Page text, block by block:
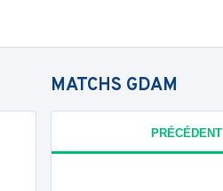
MATCHS GDAM
PRÉCÉDENT